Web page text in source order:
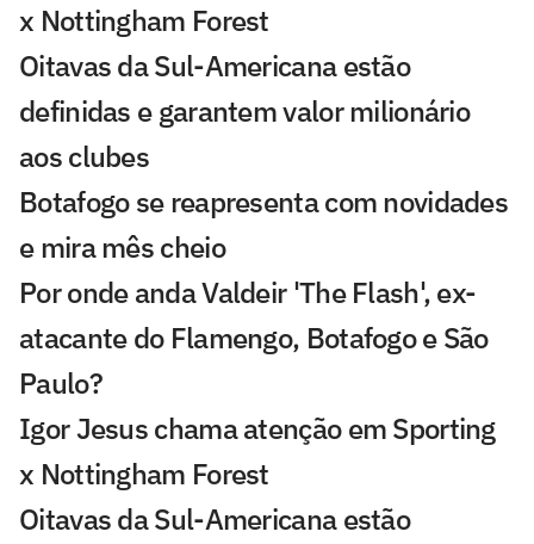
x Nottingham Forest
Oitavas da Sul-Americana estão
definidas e garantem valor milionário
aos clubes
Botafogo se reapresenta com novidades
e mira mês cheio
Por onde anda Valdeir 'The Flash', ex-
atacante do Flamengo, Botafogo e São
Paulo?
Igor Jesus chama atenção em Sporting
x Nottingham Forest
Oitavas da Sul-Americana estão